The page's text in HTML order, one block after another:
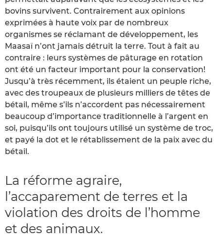
bovins survivent. Contrairement aux opinions
exprimées à haute voix par de nombreux
organismes se réclamant de développement, les
Maasaï n’ont jamais détruit la terre. Tout à fait au
contraire : leurs systèmes de pâturage en rotation
ont été un facteur important pour la conservation!
Jusqu’à très récemment, ils étaient un peuple riche,
avec des troupeaux de plusieurs milliers de têtes de
bétail, même s’ils n’accordent pas nécessairement
beaucoup d’importance traditionnelle à l’argent en
soi, puisqu’ils ont toujours utilisé un système de troc,
et payé la dot et le rétablissement de la paix avec du
bétail.
La réforme agraire,
l’accaparement de terres et la
violation des droits de l’homme
et des animaux.